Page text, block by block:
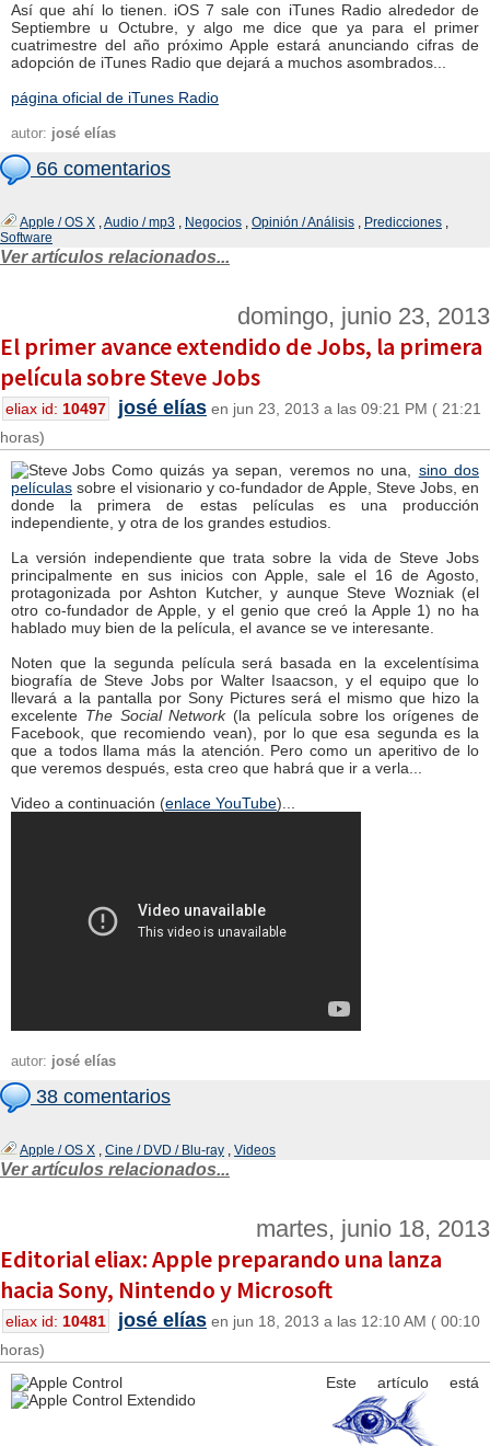
Así que ahí lo tienen. iOS 7 sale con iTunes Radio alrededor de
Septiembre u Octubre, y algo me dice que ya para el primer
cuatrimestre del año próximo Apple estará anunciando cifras de
adopción de iTunes Radio que dejará a muchos asombrados...
página oficial de iTunes Radio
autor: josé elías
66 comentarios
Apple / OS X ,Audio / mp3 , Negocios , Opinión / Análisis , Predicciones ,
Software
Ver artículos relacionados...
domingo, junio 23, 2013
El primer avance extendido de Jobs, la primera
película sobre Steve Jobs
eliax id: 10497 josé elías en jun 23, 2013 a las 09:21 PM ( 21:21
horas)
Como quizás ya sepan, veremos no una, sino dos
películas sobre el visionario y co-fundador de Apple, Steve Jobs, en
donde la primera de estas películas es una producción
independiente, y otra de los grandes estudios.
La versión independiente que trata sobre la vida de Steve Jobs
principalmente en sus inicios con Apple, sale el 16 de Agosto,
protagonizada por Ashton Kutcher, y aunque Steve Wozniak (el
otro co-fundador de Apple, y el genio que creó la Apple 1) no ha
hablado muy bien de la película, el avance se ve interesante.
Noten que la segunda película será basada en la excelentísima
biografía de Steve Jobs por Walter Isaacson, y el equipo que lo
llevará a la pantalla por Sony Pictures será el mismo que hizo la
excelente The Social Network(la película sobre los orígenes de
Facebook, que recomiendo vean), por lo que esa segunda es la
que a todos llama más la atención. Pero como un aperitivo de lo
que veremos después, esta creo que habrá que ir a verla...
Video a continuación (enlace YouTube)...
autor: josé elías
38 comentarios
Apple / OS X , Cine / DVD / Blu-ray , Videos
Ver artículos relacionados...
martes, junio 18, 2013
Editorial eliax: Apple preparando una lanza
hacia Sony, Nintendo y Microsoft
eliax id: 10481 josé elías en jun 18, 2013 a las 12:10 AM ( 00:10
horas)
Este artículo está